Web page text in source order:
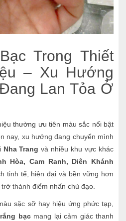
Trong Thiết
– Xu Hướng
Lan Tỏa Ở
thường ưu tiên màu sắc nổi bật
nay, xu hướng đang chuyển mình
Nha Trang và nhiều khu vực khác
Hòa, Cam Ranh, Diên Khánh
tinh tế, hiện đại và bền vững hơn
trở thành điểm nhấn chủ đạo.
sặc sỡ hay hiệu ứng phức tạp,
bạcmang lại cảm giác thanh